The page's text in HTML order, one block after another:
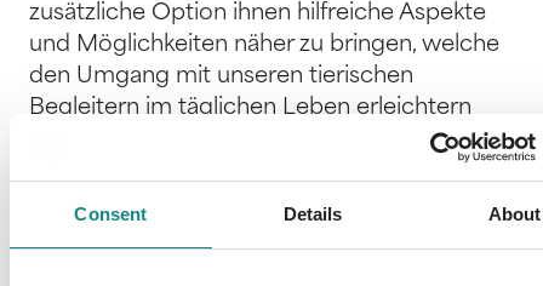
Consent Details About
zusätzliche Option ihnen hilfreiche Aspekte
und Möglichkeiten näher zu bringen, welche
den Umgang mit unseren tierischen
Begleitern im täglichen Leben erleichtern
können. Es ist ein Standardwerk, das jeden
das Tierwohl und der artgerechte Umgang